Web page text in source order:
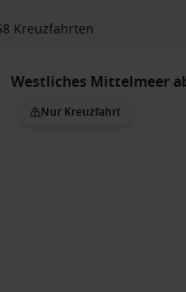
Kreuzfahrten
Westliches Mittelmeer
Nur Kreuzfahrt